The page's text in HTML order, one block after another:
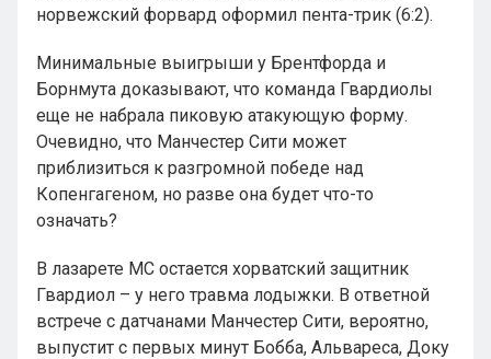
норвежский форвард оформил пента-трик (6:2).
Минимальные выигрыши у Брентфорда и
Борнмута доказывают, что команда Гвардиолы
еще не набрала пиковую атакующую форму.
Очевидно, что Манчестер Сити может
приблизиться к разгромной победе над
Копенгагеном, но разве она будет что-то
означать?
В лазарете МС остается хорватский защитник
Гвардиол – у него травма лодыжки. В ответной
встрече с датчанами Манчестер Сити, вероятно,
выпустит с первых минут Бобба, Альвареса, Доку